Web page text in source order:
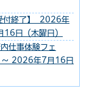
付終了】 2026年
日（木曜日）
仕事体験フェ
2026年7月16日